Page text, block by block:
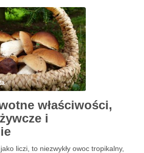
właściwości,
i
liczi, to niezwykły owoc tropikalny,